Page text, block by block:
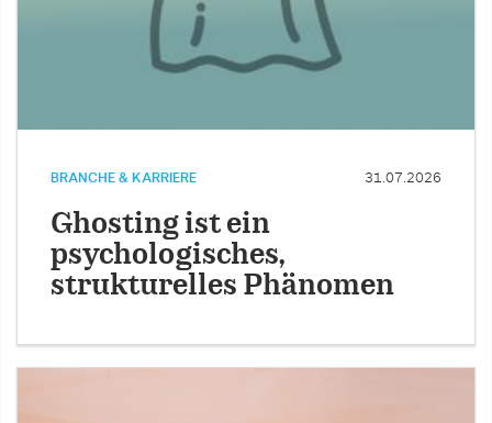
BRANCHE & KARRIERE 31.07.2026
Ghosting ist ein
psychologisches,
strukturelles Phänomen